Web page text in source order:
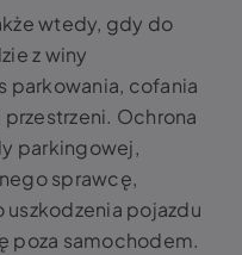
wtedy, gdy do
z winy
parkowania, cofania
Ochrona
parkingowej,
sprawcę,
uszkodzenia pojazdu
poza samochodem.